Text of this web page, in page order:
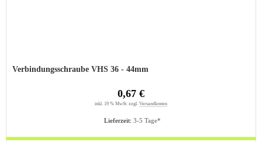
Verbindungsschraube VHS 36 - 44mm
Lieferzeit: 3-5 Tage*
0,67 €
inkl. 19 % MwSt. zzgl. Versandkosten